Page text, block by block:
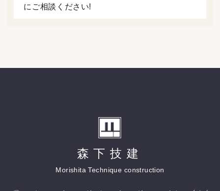
にご相談ください!
森下技建
Morishita Technique construction